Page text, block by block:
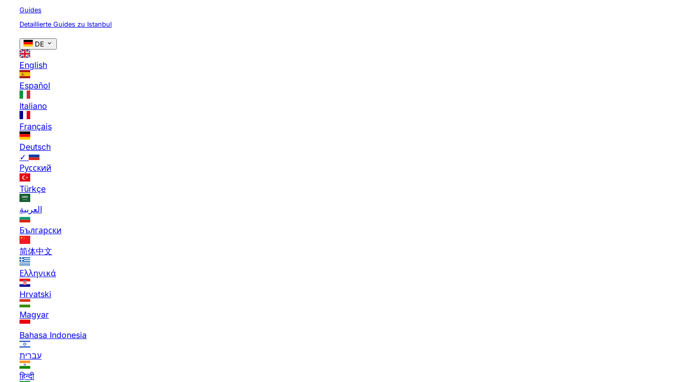
Guides
Detaillierte Guides zu Istanbul
DE
English
Español
Italiano
Français
Deutsch
✓
Русский
Türkçe
العربية
Български
简体中文
Ελληνικά
Hrvatski
Magyar
Bahasa Indonesia
עברית
हिन्दी